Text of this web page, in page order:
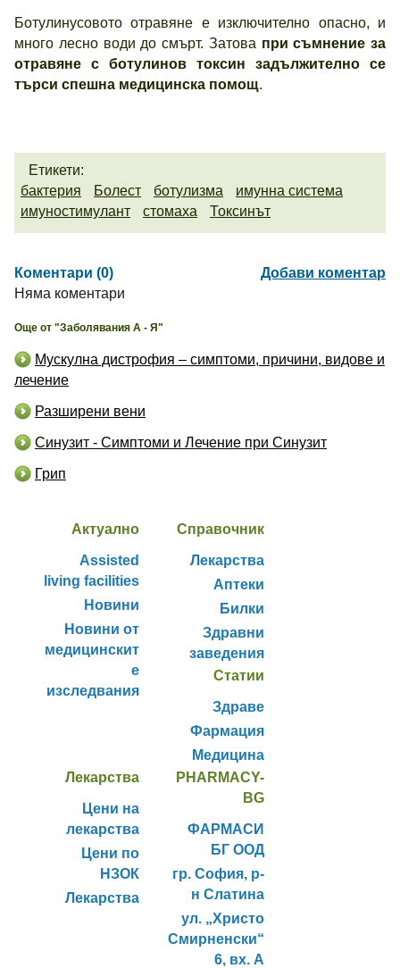
Ботулинусовото отравяне е изключително опасно, и
много лесно води до смърт. Затова при съмнение за
отравяне с ботулинов токсин задължително се
търси спешна медицинска помощ.
Етикети:
бактерия
Болест ботулизма
имунна система
имуностимулант
стомаха Токсинът
Коментари (0)
Добави коментар
Няма коментари
Още от "Заболявания А - Я"
Мускулна дистрофия – симптоми, причини, видове и
лечение
Разширени вени
Синузит - Симптоми и Лечение при Синузит
Грип
Актуално
Assisted
living facilities
Новини
Новини от
медицинскит
е
изследвания
Справочник
Лекарства
Аптеки
Билки
Здравни
заведения
Статии
Здраве
Фармация
Медицина
Лекарства
Цени на
лекарства
Цени по
НЗОК
Лекарства
PHARMACY-
BG
ФАРМАСИ
БГ ООД
гр. София, р-
н Слатина
ул. „Христо
Смирненски“
6, вх. А